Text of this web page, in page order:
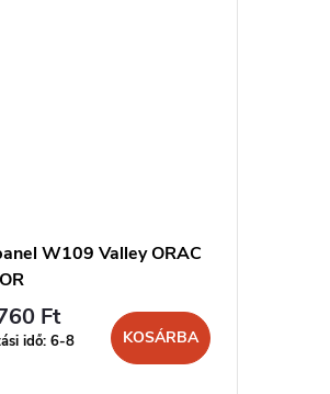
W109 Valley ORAC
Ft
idő: 6-8
KOSÁRBA